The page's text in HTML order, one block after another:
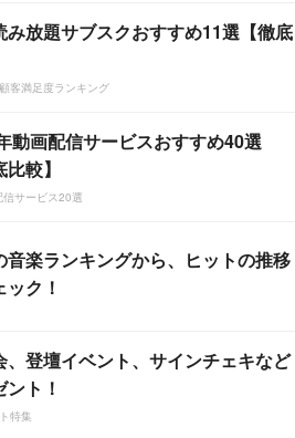
み放題サブスクおすすめ11選【徹底
客満足度ランキング
動画配信サービスおすすめ40選
比較】
サービス20選
音楽ランキングから、ヒットの推移
ク！
、登壇イベント、サインチェキなど
ト！
特集